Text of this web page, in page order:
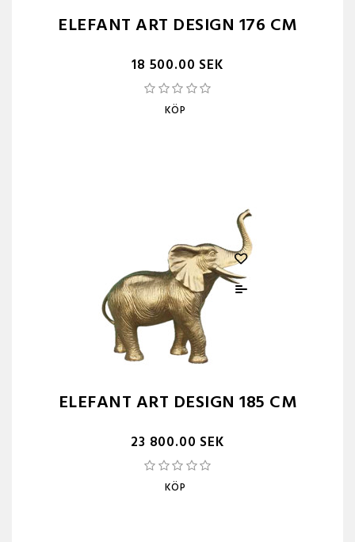
ELEFANT ART DESIGN 176 CM
18 500.00 SEK
KÖP
ELEFANT ART DESIGN 185 CM
23 800.00 SEK
KÖP